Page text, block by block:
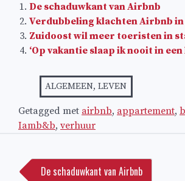
De schaduwkant van Airbnb
Verdubbeling klachten Airbnb
Zuidoost wil meer toeristen in
‘Op vakantie slaap ik nooit in een
ALGEMEEN,LEVEN
Getagged met airbnb, appartement,
Iamb&b, verhuur
navigatie
De schaduwkant van Airbnb